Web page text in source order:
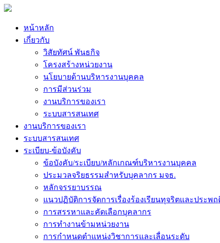
หน้าหลัก
เกี่ยวกับ
วิสัยทัศน์ พันธกิจ
โครงสร้างหน่วยงาน
นโยบายด้านบริหารงานบุคคล
การมีส่วนร่วม
งานบริการของเรา
ระบบสารสนเทศ
งานบริการของเรา
ระบบสารสนเทศ
ระเบียบ-ข้อบังคับ
ข้อบังคับ/ระเบียบ/หลักเกณฑ์บริหารงานบุคคล
ประมวลจริยธรรมสำหรับบุคลากร มจธ.
หลักจรรยาบรรณ
แนวปฏิบัติการจัดการเรื่องร้องเรียนทุจริตและประพ
การสรรหาและคัดเลือกบุคลากร
การทำงานข้ามหน่วยงาน
การกำหนดตำแหน่งวิชาการและเลื่อนระดับ